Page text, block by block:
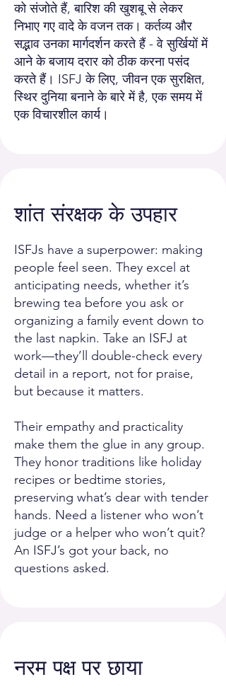
को संजोते हैं, बारिश की खुशबू से लेकर
निभाए गए वादे के वजन तक। कर्तव्य और
सद्भाव उनका मार्गदर्शन करते हैं - वे सुर्खियों में
आने के बजाय दरार को ठीक करना पसंद
करते हैं। ISFJ के लिए, जीवन एक सुरक्षित,
स्थिर दुनिया बनाने के बारे में है, एक समय में
एक विचारशील कार्य।
शांत संरक्षक के उपहार
ISFJs have a superpower: making
people feel seen. They excel at
anticipating needs, whether it’s
brewing tea before you ask or
organizing a family event down to
the last napkin. Take an ISFJ at
work—they’ll double-check every
detail in a report, not for praise,
but because it matters.
Their empathy and practicality
make them the glue in any group.
They honor traditions like holiday
recipes or bedtime stories,
preserving what’s dear with tender
hands. Need a listener who won’t
judge or a helper who won’t quit?
An ISFJ’s got your back, no
questions asked.
नरम पक्ष पर छाया